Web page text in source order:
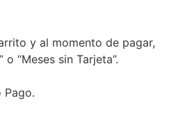
y al momento de pagar,
“Meses sin Tarjeta”.
Pago.